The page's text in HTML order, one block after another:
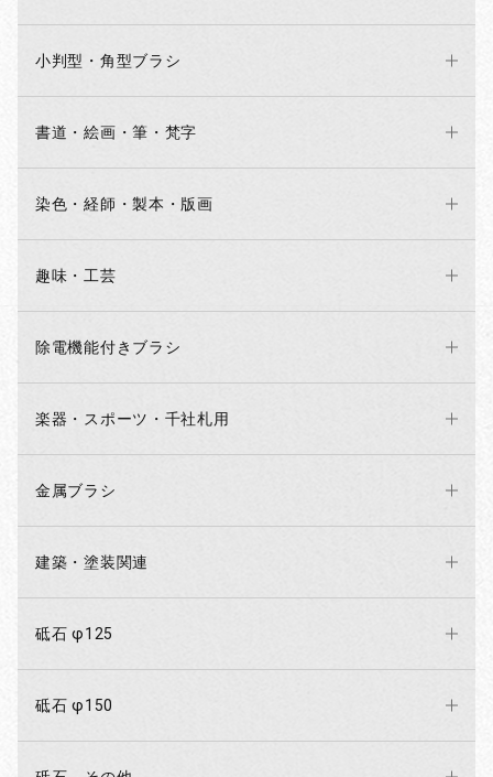
小判型・角型ブラシ
書道・絵画・筆・梵字
染色・経師・製本・版画
趣味・工芸
除電機能付きブラシ
楽器・スポーツ・千社札用
金属ブラシ
建築・塗装関連
砥石 φ125
砥石 φ150